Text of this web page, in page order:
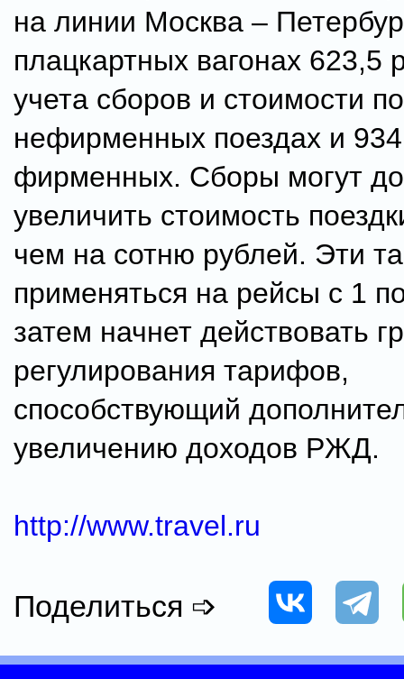
на линии Москва –
плацкартных вагонах 623,5
учета сборов и стоимости
нефирменных поездах и
фирменных. Сборы могут
увеличить стоимость
чем на сотню рублей. Эти
применяться на рейсы с 1
затем начнет действовать
регулирования тарифов,
способствующий
увеличению доходов РЖД.
http://www.travel.ru
Поделиться ➩